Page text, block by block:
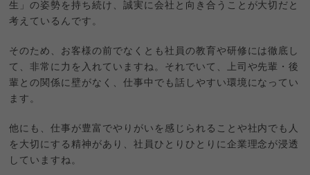
生」の姿勢を持ち続け、誠実に会社と向き合うことが大切だと
考えているんです。
そのため、お客様の前でなくとも社員の教育や研修には徹底し
て、非常に力を入れていますね。それでいて、上司や先輩・後
輩との関係に壁がなく、仕事中でも話しやすい環境になってい
ます。
他にも、仕事が豊富でやりがいを感じられることや社内でも人
を大切にする精神があり、社員ひとりひとりに企業理念が浸透
していますね。